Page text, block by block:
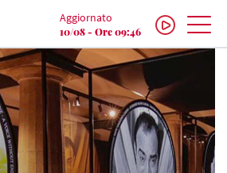
Aggiornato
10/08 - Ore 09:46